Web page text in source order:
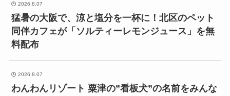
2026.8.07
猛暑の大阪で、涼と塩分を一杯に！北区のペット
同伴カフェが「ソルティーレモンジュース」を無
料配布
2026.8.07
わんわんリゾート 粟津の”看板犬”の名前をみんな